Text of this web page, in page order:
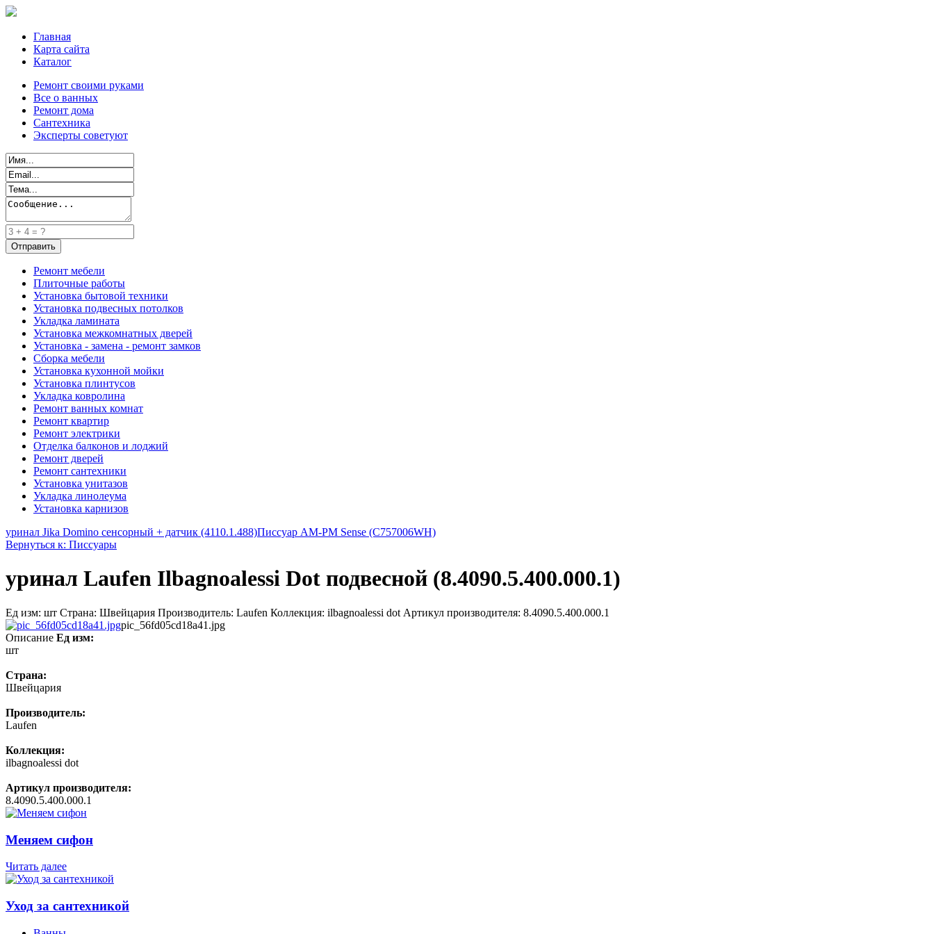
Главная
Карта сайта
Каталог
Ремонт своими руками
Все о ванных
Ремонт дома
Сантехника
Эксперты советуют
Ремонт мебели
Плиточные работы
Установка бытовой техники
Установка подвесных потолков
Укладка ламината
Установка межкомнатных дверей
Установка - замена - ремонт замков
Сборка мебели
Установка кухонной мойки
Установка плинтусов
Укладка ковролина
Ремонт ванных комнат
Ремонт квартир
Ремонт электрики
Отделка балконов и лоджий
Ремонт дверей
Ремонт сантехники
Установка унитазов
Укладка линолеума
Установка карнизов
уринал Jika Domino сенсорный + датчик (4110.1.488)Писсуар AM-PM Sense (C757006WH)
Вернуться к: Писсуары
уринал Laufen Ilbagnoalessi Dot подвесной (8.4090.5.400.000.1)
Ед изм: шт Страна: Швейцария Производитель: Laufen Коллекция: ilbagnoalessi dot Артикул производителя: 8.4090.5.400.000.1
pic_56fd05cd18a41.jpg
Описание Ед изм:
шт
Страна:
Швейцария
Производитель:
Laufen
Коллекция:
ilbagnoalessi dot
Артикул производителя:
8.4090.5.400.000.1
Меняем сифон
Читать далее
Уход за сантехникой